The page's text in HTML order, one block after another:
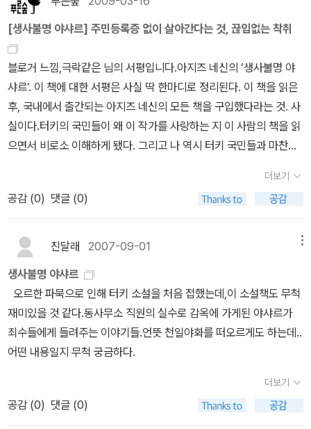
게 떠넘기는 모범을 보이사, 많은 직원들은 그를 따라 배우기 시작했
고 배우지 않은 이들도 서서히 물들어 갔다. 그리고 '내 탓만 아니면
돼'의 문제는 언제 어디서나 쉽게 볼 수 있는 사람들의 문제이기도 하
다.'제노비스 신드롬, 방관자 효과' 가 바로 그것이다.'일반적으로 어려
움에 처한 사람 주위에 사람이 많으면 많을수록 도와줄 확률은 낮아
지고, 도와준다고 하더라도 행동으로 옮기는 데까지 걸리는 시간은
더 길어진다. 지켜보는 사람이 많으니, 자신이 아니더라도 누군가 도
움을 주겠지 하는 심리적 요인 때문인데, 이렇듯 자신의 책임을 회피
하는 것을 가리켜 심리학 용어로 '책임분산'이라고 한다.' [출처] 네이
버 백과사전그렇다고 '내 잘못 아니오' 를 개인의 심리적 문제로만 돌
게 '네 탓이야' 책망받던 누구는 그리 되셨고.책임지는 시대가 되기 위
해선 맨 위부터 그래야 한다. 국가면 국가, 기업이면 기업, 가정이면
가정. 곳곳에서 최고인 '그'가 모르쇠로 일관한다면 그 어느 누구도 자
발적으로 책임 지기 힘들다.하여, '내 잘못 아니오' 그 말 뒤로 숨은 수
많은 권력앞에 속절없이 희생당한 야샤르는 바로 우리, 나의 모습이
기도 하다.읽은 날 : 2011. 10. 16. by 책과의 일상
[생사불명 야샤르] 주민등록증 없이 살아간다는 것, 끊임없는 착취
블로거 느낌,극락같은 님의 서평입니다.아지즈 네신의 ’생사불명 야
샤르’. 이 책에 대한 서평은 사실 딱 한마디로 정리된다. 이 책을 읽은
후, 국내에서 출간되는 아지즈 네신의 모든 책을 구입했다라는 것. 사
실이다.터키의 국민들이 왜 이 작가를 사랑하는 지 이 사람의 책을 읽
으면서 비로소 이해하게 됐다. 그리고 나 역시 터키 국민들과 마찬가
황이 비슷한 것 같다. 소설속에 나오는 상황들이 우리나라에 대입해
도 어쩜 그리 딱딱 맞는지. 오히려 일본 소설들은 친근하지만 뭔지 모
를 이질감들이 있는데, 터키는 한숨이 푹푹 나올 정도로 참 우리와 상
황이 비슷하다.주인공인 야샤르 야사마즈(터키어로 야샤르는 살다,
야사마즈는 죽음 이런 뜻이란다)는 어떠한 일로 인해 교도소에 감금
된다. 말 재주가 있는 야샤르는 매일 교도소 동료들에게 자신이 살아
온 이야기를 들려주는데, 사실이라 믿기 힘들 정도로 온갖 황당무계
한 일들이 그의 입을 통해서 전달된다.야샤르는 초등학교에 입학하기
위해 행정절차를 밟던 중, 자신이 호적상 죽은 사람이라는 사실을 알
게 된다. 호적상에서 야샤르는 자신의 아버지보다 나이가 많고, 야샤
르가 태어나기도 전인 카낙칼레 전투에서 전사된 것으로 돼 있다. 공
무원에게 항의를 하고, 아무리 설명을 해도 공식 문서상에 전사한 것
더보기
공감 (0) 댓글 (0)
진달래 2007-09-01
생사불명 야샤르
오르한 파묵으로 인해 터키 소설을 처음 접했는데,이 소설책도 무척
재미있을 것 같다.동사무소 직원의 실수로 감옥에 가게된 야샤르가
죄수들에게 들려주는 이야기들.언뜻 천일야화를 떠오르게도 하는데..
어떤 내용일지 무척 궁금하다.
더보기
공감 (0) 댓글 (0)